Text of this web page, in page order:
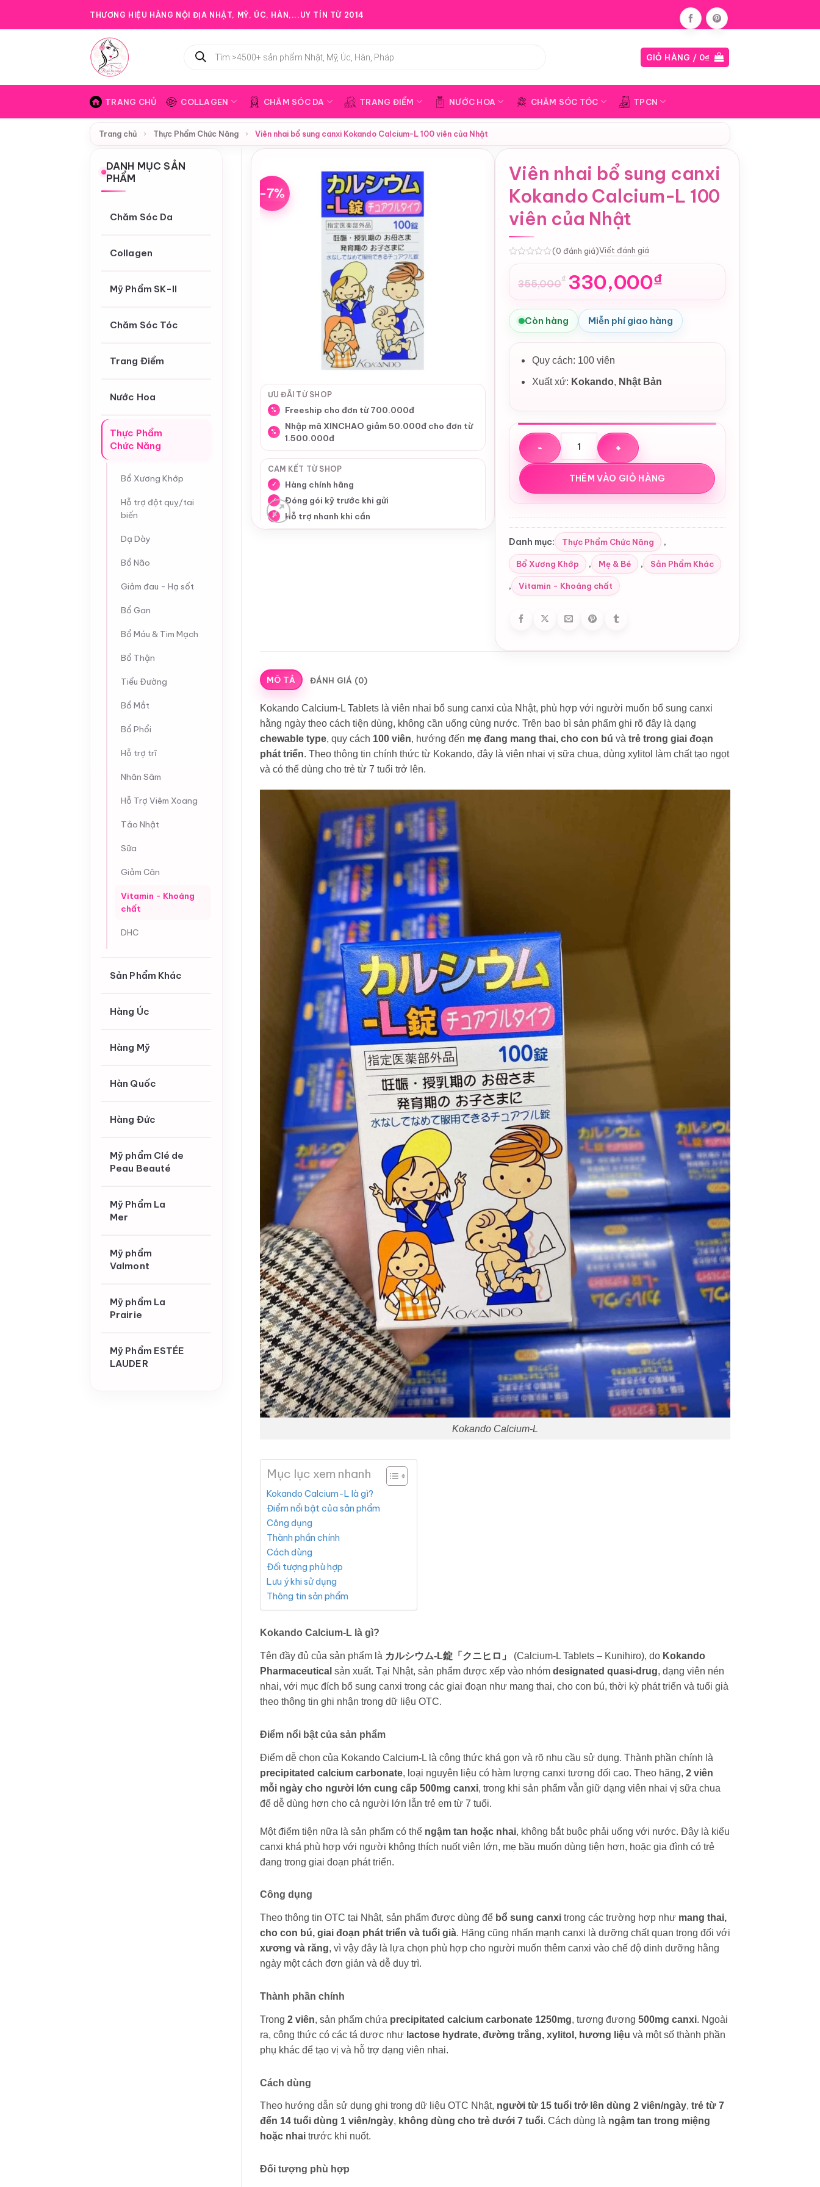
THƯƠNG HIỆU HÀNG NỘI ĐỊA NHẬT, MỸ, ÚC, HÀN,...UY TÍN TỪ 2014
kiếm
GIỎ HÀNG / 0₫
TRANG CHỦ COLLAGEN CHĂM SÓC DA TRANG ĐIỂM NƯỚC HOA CHĂM SÓC TÓC TPCN
Trang chủ › Thực Phẩm Chức Năng › Viên nhai bổ sung canxi Kokando Calcium-L 100 viên của Nhật
DANH MỤC SẢN
PHẨM
Chăm Sóc Da
Collagen
Mỹ Phẩm SK-II
Chăm Sóc Tóc
Trang Điểm
Nước Hoa
Thực Phẩm
Chức Năng
Bổ Xương Khớp
Hỗ trợ đột quỵ/tai
biến
Dạ Dày
Bổ Não
Giảm đau - Hạ sốt
Bổ Gan
Bổ Máu & Tim Mạch
Bổ Thận
Tiểu Đường
Bổ Mắt
Bổ Phổi
Hỗ trợ trĩ
Nhân Sâm
Hỗ Trợ Viêm Xoang
Tảo Nhật
Sữa
Giảm Cân
Vitamin - Khoáng
chất
DHC
Sản Phẩm Khác
Hàng Úc
Hàng Mỹ
Hàn Quốc
Hàng Đức
Mỹ phẩm Clé de
Peau Beauté
Mỹ Phẩm La
Mer
Mỹ phẩm
Valmont
Mỹ phẩm La
Prairie
Mỹ Phẩm ESTÉE
LAUDER
-7%
ƯU ĐÃI TỪ SHOP
% Freeship cho đơn từ 700.000đ
%
Nhập mã XINCHAO giảm 50.000đ cho đơn từ
1.500.000đ
CAM KẾT TỪ SHOP
✓ Hàng chính hãng
✓ Đóng gói kỹ trước khi gửi
✓ Hỗ trợ nhanh khi cần
Viên nhai bổ sung canxi
Kokando Calcium-L 100
viên của Nhật
(0 đánh giá)Viết đánh giá
355,000₫
Giá
gốc
là:
355,000₫.
330,000₫
Giá
hiện
tại
là:
330,000₫.
Còn hàng Miễn phí giao hàng
Quy cách: 100 viên
Xuất xứ: Kokando, Nhật Bản
Viên nhai bổ sung canxi Kokando Calcium-L 100 viên của Nhật số
THÊM VÀO GIỎ HÀNG
Danh mục: Thực Phẩm Chức Năng ,
Bổ Xương Khớp , Mẹ & Bé , Sản Phẩm Khác
, Vitamin - Khoáng chất
MÔ TẢ ĐÁNH GIÁ (0)
Kokando Calcium-L Tablets là viên nhai bổ sung canxi của Nhật, phù hợp với người muốn bổ sung canxi
hằng ngày theo cách tiện dùng, không cần uống cùng nước. Trên bao bì sản phẩm ghi rõ đây là dạng
chewable type, quy cách 100 viên, hướng đến mẹ đang mang thai, cho con bú và trẻ trong giai đoạn
phát triển. Theo thông tin chính thức từ Kokando, đây là viên nhai vị sữa chua, dùng xylitol làm chất tạo ngọt
và có thể dùng cho trẻ từ 7 tuổi trở lên.
Kokando Calcium-L
Mục lục xem nhanh
Kokando Calcium-L là gì?
Điểm nổi bật của sản phẩm
Công dụng
Thành phần chính
Cách dùng
Đối tượng phù hợp
Lưu ý khi sử dụng
Thông tin sản phẩm
Kokando Calcium-L là gì?
Tên đầy đủ của sản phẩm là カルシウム-L錠「クニヒロ」 (Calcium-L Tablets – Kunihiro), do Kokando
Pharmaceutical sản xuất. Tại Nhật, sản phẩm được xếp vào nhóm designated quasi-drug, dạng viên nén
nhai, với mục đích bổ sung canxi trong các giai đoạn như mang thai, cho con bú, thời kỳ phát triển và tuổi già
theo thông tin ghi nhận trong dữ liệu OTC.
Điểm nổi bật của sản phẩm
Điểm dễ chọn của Kokando Calcium-L là công thức khá gọn và rõ nhu cầu sử dụng. Thành phần chính là
precipitated calcium carbonate, loại nguyên liệu có hàm lượng canxi tương đối cao. Theo hãng, 2 viên
mỗi ngày cho người lớn cung cấp 500mg canxi, trong khi sản phẩm vẫn giữ dạng viên nhai vị sữa chua
để dễ dùng hơn cho cả người lớn lẫn trẻ em từ 7 tuổi.
Một điểm tiện nữa là sản phẩm có thể ngậm tan hoặc nhai, không bắt buộc phải uống với nước. Đây là kiểu
canxi khá phù hợp với người không thích nuốt viên lớn, mẹ bầu muốn dùng tiện hơn, hoặc gia đình có trẻ
đang trong giai đoạn phát triển.
Công dụng
Theo thông tin OTC tại Nhật, sản phẩm được dùng để bổ sung canxitrong các trường hợp như mang thai,
cho con bú, giai đoạn phát triển và tuổi già. Hãng cũng nhấn mạnh canxi là dưỡng chất quan trọng đối với
xương và răng, vì vậy đây là lựa chọn phù hợp cho người muốn thêm canxi vào chế độ dinh dưỡng hằng
ngày một cách đơn giản và dễ duy trì.
Thành phần chính
Trong 2 viên, sản phẩm chứa precipitated calcium carbonate 1250mg, tương đương 500mg canxi. Ngoài
ra, công thức có các tá dược như lactose hydrate, đường trắng, xylitol, hương liệu và một số thành phần
phụ khác để tạo vị và hỗ trợ dạng viên nhai.
Cách dùng
Theo hướng dẫn sử dụng ghi trong dữ liệu OTC Nhật, người từ 15 tuổi trở lên dùng 2 viên/ngày, trẻ từ 7
đến 14 tuổi dùng 1 viên/ngày, không dùng cho trẻ dưới 7 tuổi. Cách dùng là ngậm tan trong miệng
hoặc nhaitrước khi nuốt.
Đối tượng phù hợp